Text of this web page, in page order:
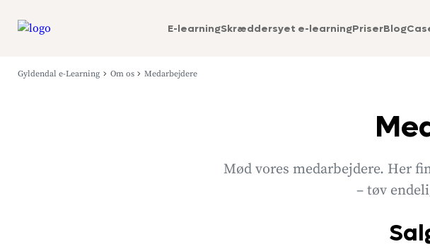
E-learningSkræddersyet e-learningPriserBlog
Gyldendal e-Learning Om os Medarbejdere
Mød vores medarbejdere. Her
– tøv